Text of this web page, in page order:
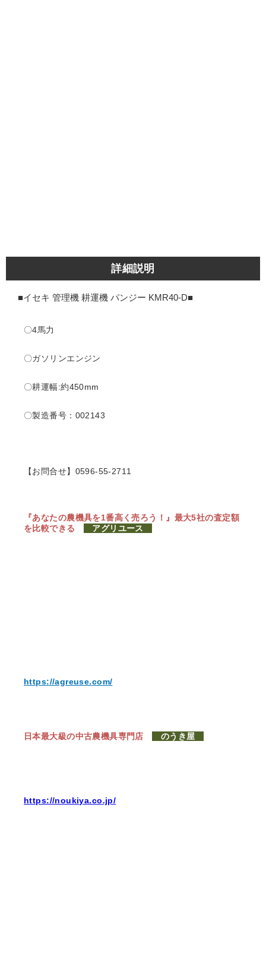
詳細説明
■イセキ 管理機 耕運機 パンジー KMR40-D■
〇4馬力
〇ガソリンエンジン
〇耕運幅:約450mm
〇製造番号：002143
【お問合せ】0596-55-2711
『あなたの農機具を1番高く売ろう！』 最大5社の査定額
を比較できる
アグリユース
https://agreuse.com/
日本最大級の中古農機具専門店 のうき屋
https://noukiya.co.jp/